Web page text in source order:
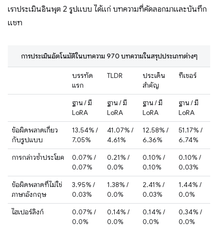
เราประเมินอินพุต 2 รูปแบบ ได้แก่ บทความที่คัดลอกมาและบันทึก
แชท
บรรทัด
แรก
TLDR
ประเด็น
สำคัญ
ทีเซอร์
ฐาน / มี
LoRA
ฐาน / มี
LoRA
ฐาน / มี
LoRA
ฐาน / มี
LoRA
ข้อผิดพลาดเกี่ยว
กับรูปแบบ
13.54% /
7.05%
41.07% /
4.61%
12.58% /
6.36%
51.17% /
6.74%
การกล่าวซ้ำประโยค
0.07% /
0.07%
0.21% /
0.0%
0.10% /
0.10%
0.10% /
0.03%
ข้อผิดพลาดที่ไม่ใช่
ภาษาอังกฤษ
3.95% /
0.03%
1.38% /
0.0%
2.41% /
0.03%
1.44% /
0.0%
ไฮเปอร์ลิงก์
0.07% /
0.0%
0.14% /
0.0%
0.14% /
0.0%
0.34% /
0.0%
การประเมินอัตโนมัติในบทความ 970 บทความในสรุปประเภทต่างๆ